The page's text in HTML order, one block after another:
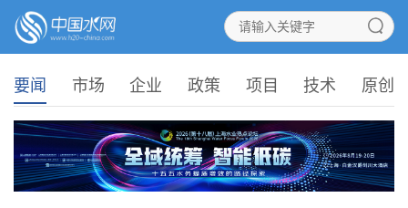
要闻 市场 企业 政策 项目 技术 原创